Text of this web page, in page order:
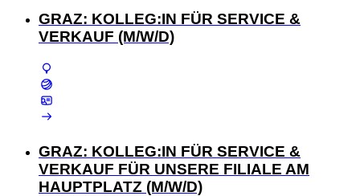
GRAZ: KOLLEG:IN FÜR SERVICE &
VERKAUF (M/W/D)
GRAZ: KOLLEG:IN FÜR SERVICE &
VERKAUF FÜR UNSERE FILIALE AM
HAUPTPLATZ (M/W/D)